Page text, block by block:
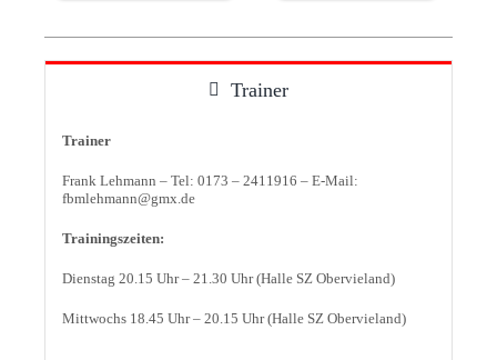
Trainer
Trainer
Frank Lehmann – Tel: 0173 – 2411916 – E-Mail:
fbmlehmann@gmx.de
Trainingszeiten:
Dienstag 20.15 Uhr – 21.30 Uhr (Halle SZ Obervieland)
Mittwochs 18.45 Uhr – 20.15 Uhr (Halle SZ Obervieland)